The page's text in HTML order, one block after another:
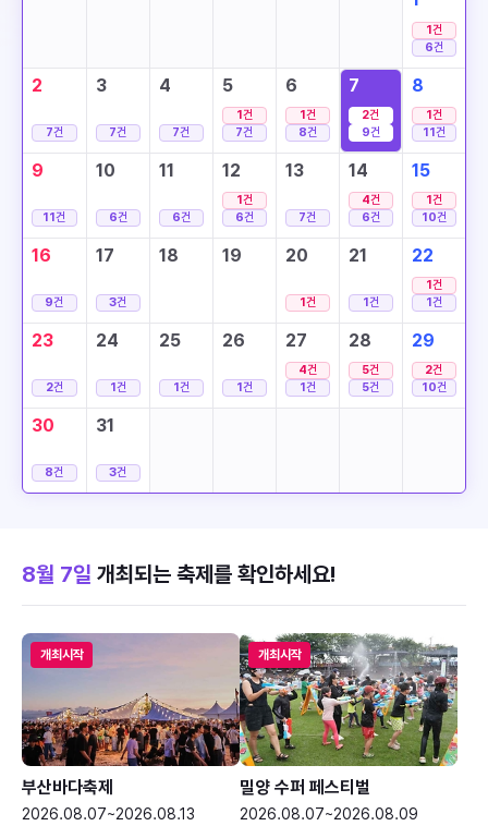
1건
6건
2
7건
3
7건
4
7건
5
1건
7건
6
1건
8건
7
2건
9건
8
1건
11건
9
11건
10
6건
11
6건
12
1건
6건
13
7건
14
4건
6건
15
1건
10건
16
9건
17
3건
18 19 20
1건
21
1건
22
1건
1건
23
2건
24
1건
25
1건
26
1건
27
4건
1건
28
5건
5건
29
2건
10건
30
8건
31
3건
8월 7일 개최되는 축제를 확인하세요!
개최시작
부산바다축제
2026.08.07~2026.08.13
개최시작
밀양 수퍼 페스티벌
2026.08.07~2026.08.09